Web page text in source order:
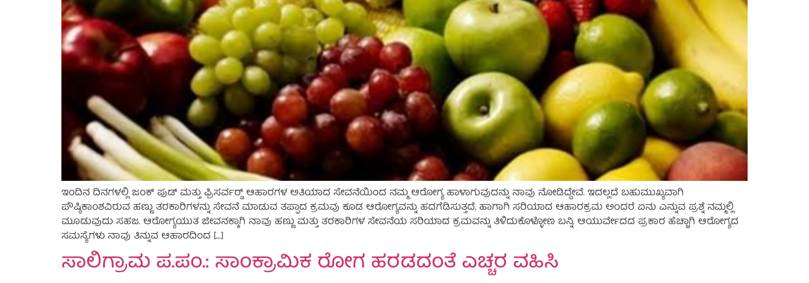
ಇಂದಿನ ದಿನಗಳಲ್ಲಿ ಜಂಕ್ ಪುಡ್ ಮತ್ತು ಫ್ರಿಸರ್ವರ್‍ಡ್ ಆಹಾರಗಳ ಅತಿಯಾದ ಸೇವನೆಯಿಂದ ನಮ್ಮ ಆರೋಗ್ಯ ಹಾಳಾಗುವುದನ್ನು ನಾವು ನೋಡಿದ್ದೇವೆ. ಇದಲ್ಲದೆ ಬಹುಮುಖ್ಯವಾಗಿ
ಪೌಷ್ಠಿಕಾಂಶವಿರುವ ಹಣ್ಣು ತರಕಾರಿಗಳನ್ನು ಸೇವನೆ ಮಾಡುವ ತಪ್ಪಾದ ಕ್ರಮವು ಕೂಡ ಆರೋಗ್ಯವನ್ನು ಹದಗೆಡಿಸುತ್ತದೆ. ಹಾಗಾಗಿ ಸರಿಯಾದ ಆಹಾರಕ್ರಮ ಅಂದರೆ ಏನು ಎನ್ನುವ ಪ್ರಶ್ನೆ ನಮ್ಮಲ್ಲಿ
ಮೂಡುವುದು ಸಹಜ. ಆರೋಗ್ಯಯುತ ಜೀವನಕ್ಕಾಗಿ ನಾವು ಹಣ್ಣು ಮತ್ತು ತರಕಾರಿಗಳ ಸೇವನೆಯ ಸರಿಯಾದ ಕ್ರಮವನ್ನು ತಿಳಿದುಕೊಳ್ಳೋಣ ಬನ್ನಿ. ಆಯುರ್ವೇದದ ಪ್ರಕಾರ ಹೆಚ್ಚಾಗಿ ಆರೋಗ್ಯದ
ಸಮಸ್ಯೆಗಳು ನಾವು ತಿನ್ನುವ ಆಹಾರದಿಂದ […]
ಸಾಲಿಗ್ರಾಮ ಪ.ಪಂ.: ಸಾಂಕ್ರಾಮಿಕ ರೋಗ ಹರಡದಂತೆ ಎಚ್ಚರ ವಹಿಸಿ